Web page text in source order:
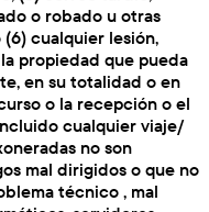
o robado u otras
cualquier lesión,
propiedad que pueda
en su totalidad o en
o la recepción o el
cualquier viaje/
no son
mal dirigidos o que no
técnico , mal